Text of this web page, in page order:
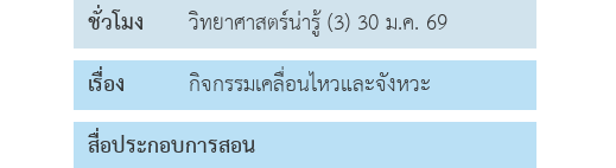
ชั่วโมง
วิทยาศาสตร์น่ารู้ (3) 30 ม.ค. 69
เรื่อง
กิจกรรมเคลื่อนไหวและจังหวะ
สื่อประกอบการสอน